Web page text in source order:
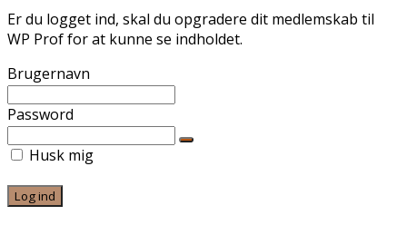
Er du logget ind, skal du opgradere dit medlemskab til
WP Prof for at kunne se indholdet.
Brugernavn
Password
Husk mig